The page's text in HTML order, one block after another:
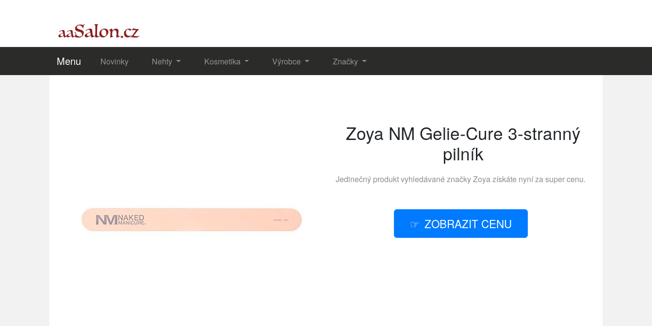
Menu Novinky Nehty Kosmetika Výrobce Značky
Zoya NM Gelie-Cure 3-stranný
pilník
Jedinečný produkt vyhledávané značkyZoyazískáte nyní za super cenu.
ZOBRAZIT CENU